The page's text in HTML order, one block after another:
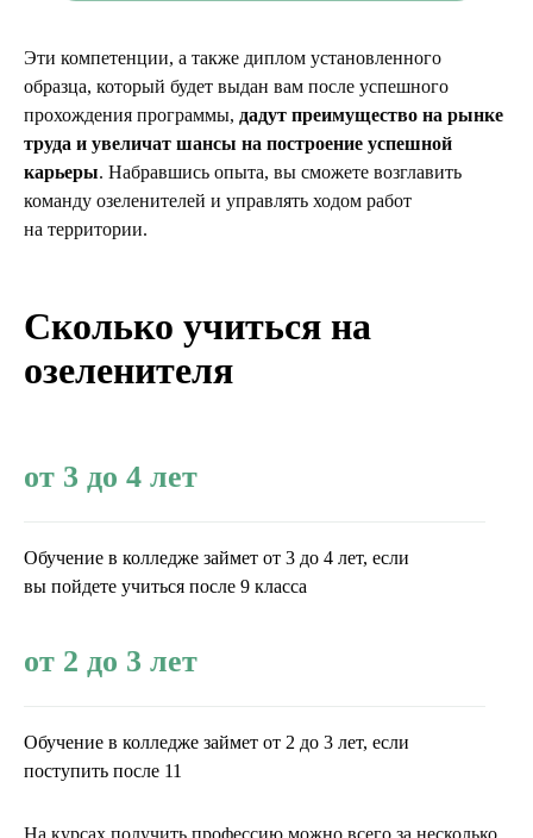
Эти компетенции, а также диплом установленного
образца, который будет выдан вам после успешного
прохождения программы, дадут преимущество на рынке
труда и увеличат шансы на построение успешной
карьеры. Набравшись опыта, вы сможете возглавить
команду озеленителей и управлять ходом работ
на территории.
Сколько учиться на
озеленителя
от 3 до 4 лет
Обучение в колледже займет от 3 до 4 лет, если
вы пойдете учиться после 9 класса
от 2 до 3 лет
Обучение в колледже займет от 2 до 3 лет, если
поступить после 11
На курсах получить профессию можно всего за несколько